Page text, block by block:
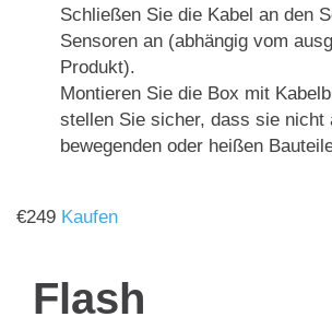
Schließen Sie die Kabel an den
Sensoren an (abhängig vom
Produkt).
Montieren Sie die Box mit
stellen Sie sicher, dass sie nicht
bewegenden oder heißen
€249 Kaufen
Flash